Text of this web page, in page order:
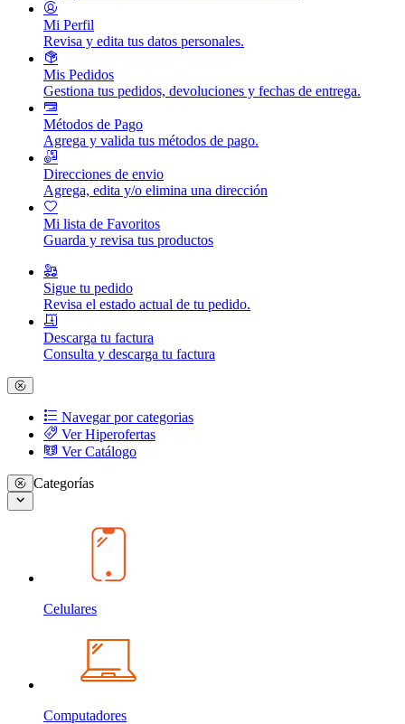
Mi Perfil
Revisa y edita tus datos personales.
Mis Pedidos
Gestiona tus pedidos, devoluciones y fechas de entrega.
Métodos de Pago
Agrega y valida tus métodos de pago.
Direcciones de envio
Agrega, edita y/o elimina una dirección
Mi lista de Favoritos
Guarda y revisa tus productos
Sigue tu pedido
Revisa el estado actual de tu pedido.
Descarga tu factura
Consulta y descarga tu factura
Navegar por categorias
Ver Hiperofertas
Ver Catálogo
Categorías
Celulares
Computadores